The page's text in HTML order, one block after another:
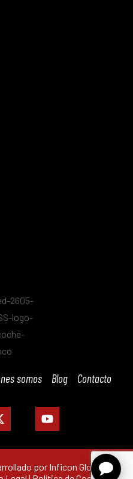
somos Blog Contacto
por Inficon Global |